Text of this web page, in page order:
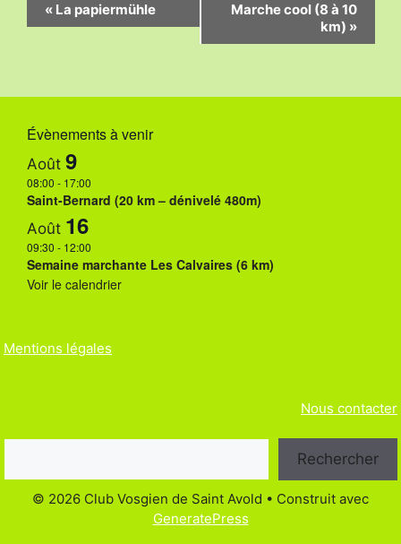
a
i
g
a
t
i
o
n
v
e
e
«La papiermühle
Marche cool (8 à 10
km) »
Évènements à venir
Août 9
08:00 - 17:00
Saint-Bernard (20 km – dénivelé 480m)
Août 16
09:30 - 12:00
Semaine marchante Les Calvaires (6 km)
Voir le calendrier
Mentions légales
Nous contacter
Rechercher
© 2026 Club Vosgien de Saint Avold • Construit avec
GeneratePress